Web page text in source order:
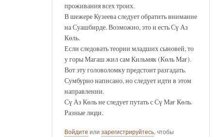
проживания всех троих.
В шежере Кузеева следует обратить внимание
на Суашбирде. Возможно, это и есть Сү Аз
Көль.
Если следовать теории младших сыновей, то
у горы Магаш жил сам Кильмяк (Көль Мағ).
Вот эту головоломку предстоит разгадать.
Сумбурно написано, но следует идти в этом
направлении.
Сү Аз Көль не следует путать с Сү Мағ Көль.
Разные люди.
Войдите или зарегистрируйтесь, чтобы